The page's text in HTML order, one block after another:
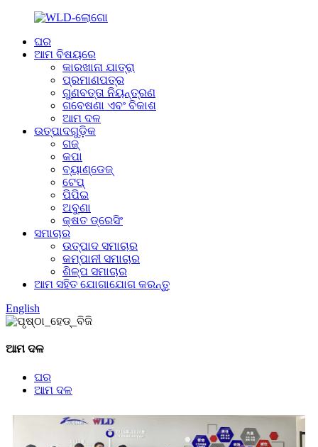
ଘର
ଆମ ବିଷୟରେ
କାରଖାନା ଯାତ୍ରା
ପ୍ରମାଣପତ୍ର
ଗୁଣବତ୍ତା ନିୟନ୍ତ୍ରଣ
ଗବେଷଣା ଏବଂ ବିକାଶ
ଆମ ଦଳ
ଉତ୍ପାଦଗୁଡ଼ିକ
ଗଜ୍
କପା
ବ୍ୟାଣ୍ଡେଜ୍
ଟେପ୍
ପିପିଇ
ଅବୁଣା
କ୍ଷତ ଡ୍ରେସିଂ
ସମାଚାର
ଉତ୍ପାଦ ସମାଚାର
କମ୍ପାନୀ ସମାଚାର
ଶିଳ୍ପ ସମାଚାର
ଆମ ସହିତ ଯୋଗାଯୋଗ କରନ୍ତୁ
English
ଆମ ଦଳ
ଘର
ଆମ ଦଳ